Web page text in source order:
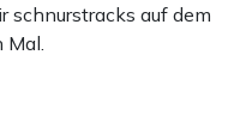
schnurstracks auf dem